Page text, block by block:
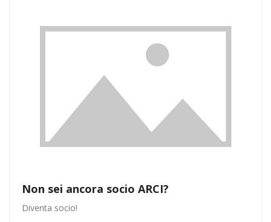
Non sei ancora socio ARCI?
Diventa socio!